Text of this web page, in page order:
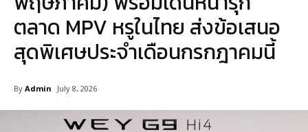
ตลาด MPV หรูในไทย ส่งข้อเสนอ
สุดพิเศษประจำเดือนกรกฎาคมนี้
By Admin July 8, 2026